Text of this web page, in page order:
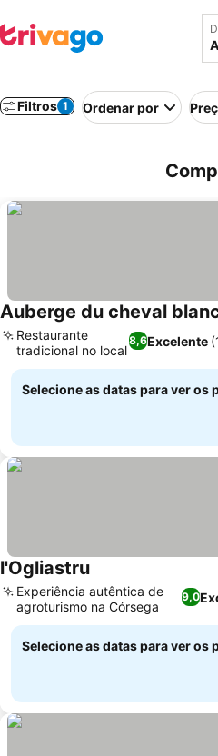
Filtros 1 Ordenar por
Auberge du cheval
8,6Excelente
Restaurante
tradicional no local
Selecione as datas para ver os
l'OgliastruVer preços
9,0
Experiência autêntica de
agroturismo na Córsega
Selecione as datas para ver os